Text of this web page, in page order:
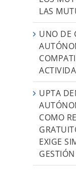
LAS
UNO DE
UPTA
COMO
EXIGE